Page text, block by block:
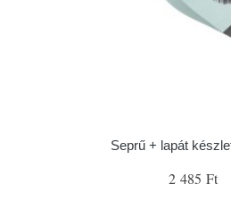
Seprű + lapát
2 485 Ft